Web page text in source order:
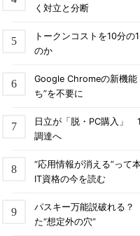
く対立と分断
トークンコストを10分
のか
Google Chromeの新機
ち”を不要に
日立が「脱・PC購入」
調達へ
“応用情報が消える”っ
IT資格の今を読む
パスキー万能説破れる
た“想定外の穴”